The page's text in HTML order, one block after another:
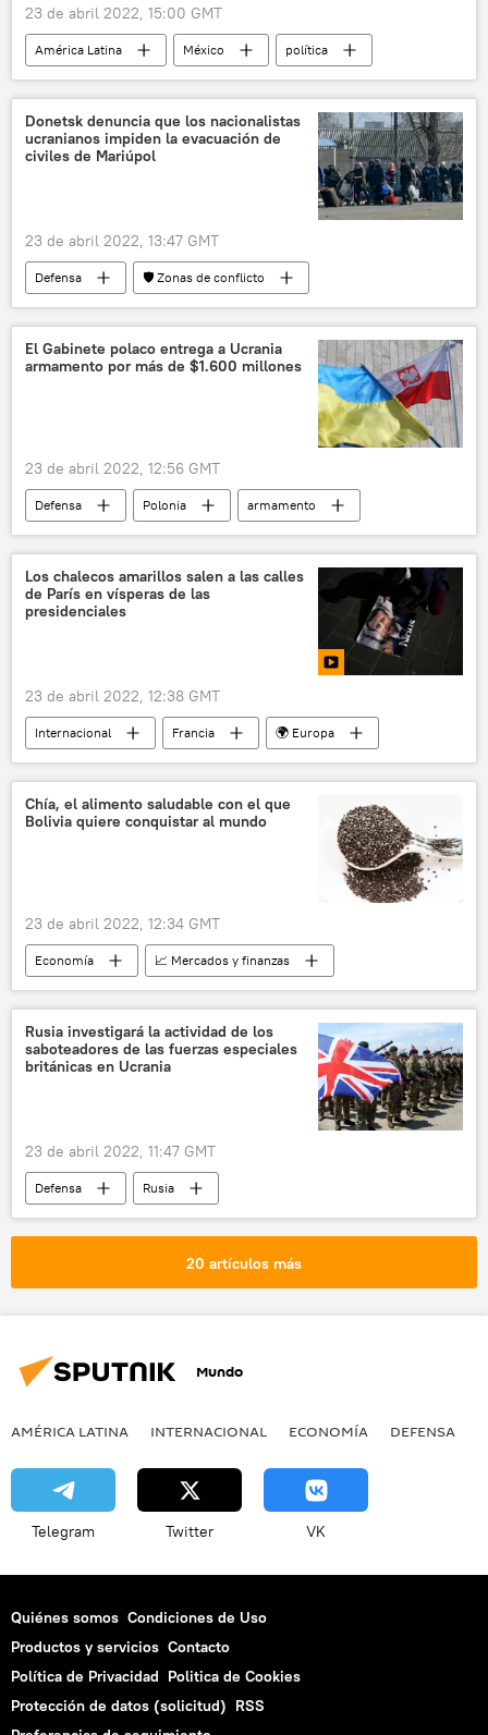
23 de abril 2022, 15:00 GMT
América Latina México
política
desaparición forzada
desaparición
seguridad
Donetsk denuncia que los nacionalistas
ucranianos impiden la evacuación de
civiles de Mariúpol
23 de abril 2022, 13:47 GMT
Defensa
🛡️ Zonas de conflicto
Donetsk
Ucrania
🌍 Europa
📰 Operación rusa de desmilitarización y desnazificación de Ucrania
evacuación
El Gabinete polaco entrega a Ucrania
armamento por más de $1.600 millones
23 de abril 2022, 12:56 GMT
Defensa Polonia
armamento
Ucrania
🛡️ Zonas de conflicto
🌍 Europa
Los chalecos amarillos salen a las calles
de París en vísperas de las
presidenciales
23 de abril 2022, 12:38 GMT
Internacional Francia
🌍 Europa
protestas
chalecos amarillos
Emmanuel Macron
Chía, el alimento saludable con el que
Bolivia quiere conquistar al mundo
23 de abril 2022, 12:34 GMT
Economía
📈 Mercados y finanzas
Bolivia
exportaciones
semillas de chía
América del Sur
Rusia investigará la actividad de los
saboteadores de las fuerzas especiales
británicas en Ucrania
23 de abril 2022, 11:47 GMT
Defensa
Rusia
📰 Operación rusa de desmilitarización y desnazificación de Ucrania
🌍 Europa
sabotaje
20 artículos más
Mundo
AMÉRICA LATINA INTERNACIONAL ECONOMÍA DEFENSA
Telegram Twitter VK
Quiénes somos Condiciones de Uso
Productos y servicios Contacto
Política de Privacidad Politica de Cookies
Protección de datos (solicitud) RSS